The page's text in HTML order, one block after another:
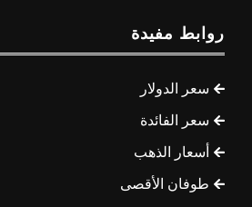
روابط مفيدة
سعر الدولار
سعر الفائدة
أسعار الذهب
طوفان الأقصى